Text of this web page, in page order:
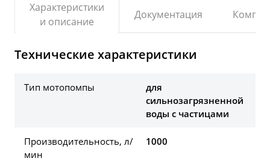
Характеристики
и описание
Документация
Технические характеристики
Тип мотопомпы
для
сильнозагрязненной
воды с частицами
Производительность, л/
мин
1000